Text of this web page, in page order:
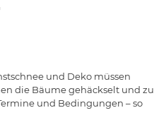
und Deko müssen
die Bäume gehäckselt und zu
und Bedingungen – so